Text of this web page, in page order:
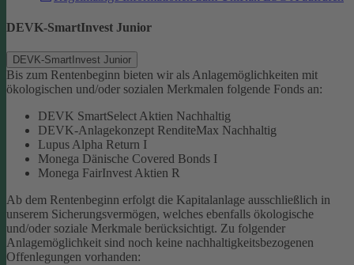
DEVK-SmartInvest Junior
DEVK-SmartInvest Junior
Bis zum Rentenbeginn bieten wir als Anlagemöglichkeiten mit
ökologischen und/oder sozialen Merkmalen folgende Fonds an:
DEVK SmartSelect Aktien Nachhaltig
DEVK-Anlagekonzept RenditeMax Nachhaltig
Lupus Alpha Return I
Monega Dänische Covered Bonds I
Monega FairInvest Aktien R
Ab dem Rentenbeginn erfolgt die Kapitalanlage ausschließlich in
unserem Sicherungsvermögen, welches ebenfalls ökologische
und/oder soziale Merkmale berücksichtigt. Zu folgender
Anlagemöglichkeit sind noch keine nachhaltigkeitsbezogenen
Offenlegungen vorhanden: